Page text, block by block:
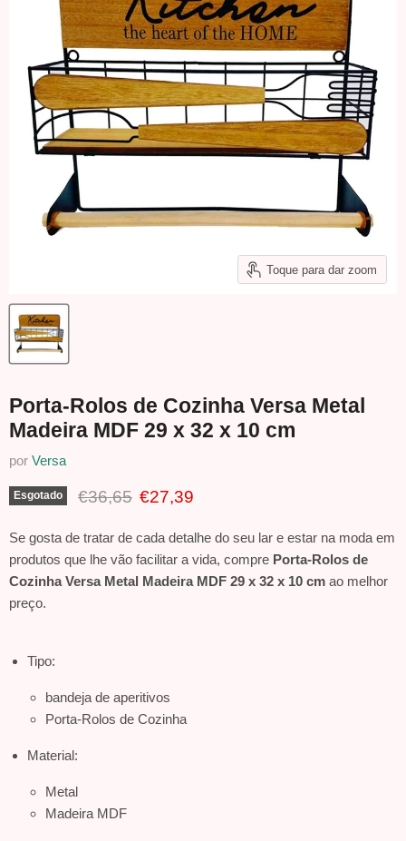
Toque para dar zoom
Porta-Rolos de Cozinha Versa Metal
Madeira MDF 29 x 32 x 10 cm
por Versa
Esgotado Preço Original
€36,65 Preço Atual
€27,39
Se gosta de tratar de cada detalhe do seu lar e estar na moda em
produtos que lhe vão facilitar a vida, compre Porta-Rolos de
Cozinha Versa Metal Madeira MDF 29 x 32 x 10 cm ao melhor
preço.
Tipo:
bandeja de aperitivos
Porta-Rolos de Cozinha
Material:
Metal
Madeira MDF